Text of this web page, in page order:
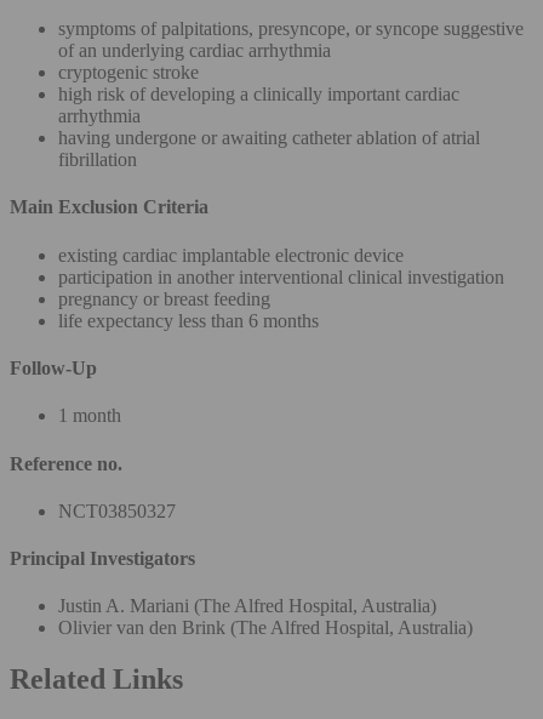
symptoms of palpitations, presyncope, or syncope suggestive
of an underlying cardiac arrhythmia
cryptogenic stroke
high risk of developing a clinically important cardiac
arrhythmia
having undergone or awaiting catheter ablation of atrial
fibrillation
Main Exclusion Criteria
existing cardiac implantable electronic device
participation in another interventional clinical investigation
pregnancy or breast feeding
life expectancy less than 6 months
Follow-Up
1 month
Reference no.
NCT03850327
Principal Investigators
Justin A. Mariani (The Alfred Hospital, Australia)
Olivier van den Brink (The Alfred Hospital, Australia)
Related Links